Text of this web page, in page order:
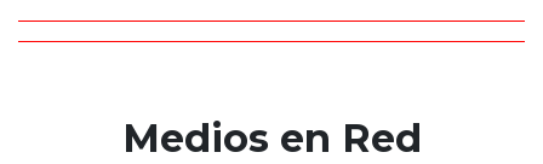
Medios en Red